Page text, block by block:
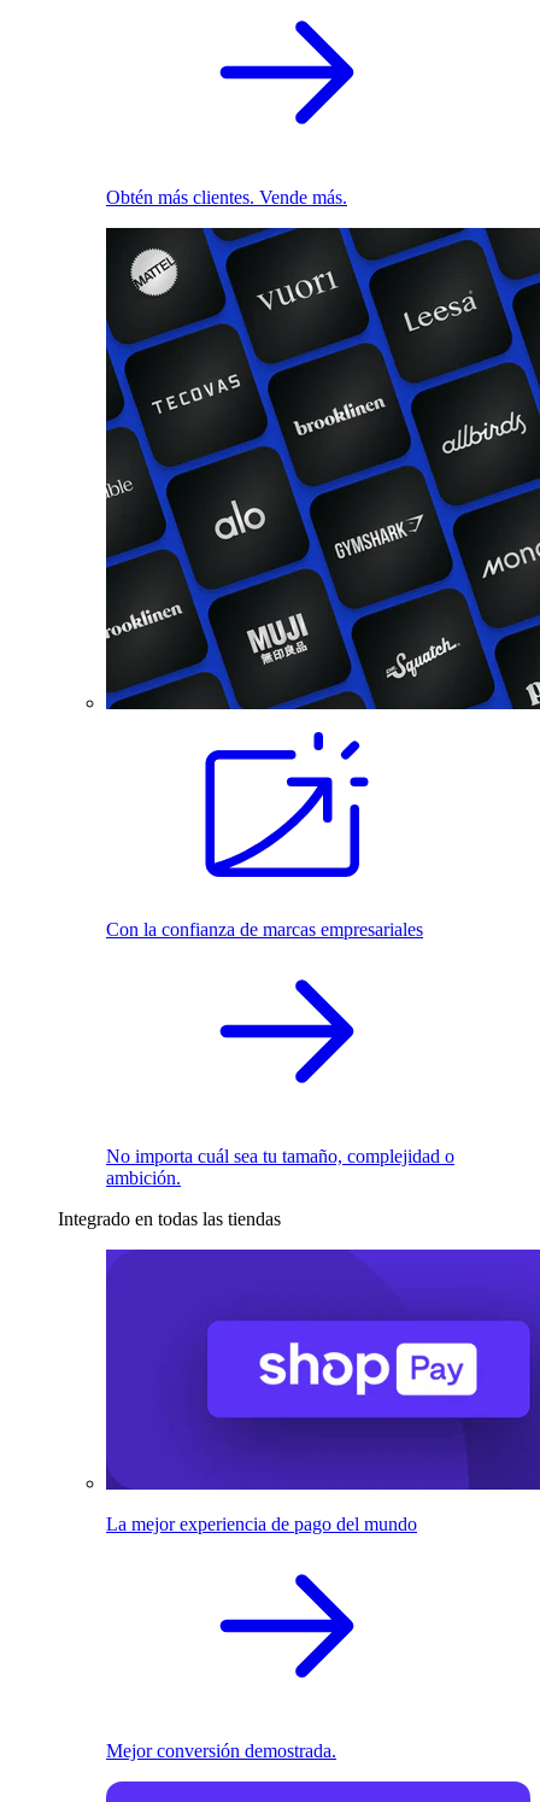
Obtén más clientes. Vende más.
Con la confianza de marcas empresariales
No importa cuál sea tu tamaño, complejidad o
ambición.
Integrado en todas las tiendas
La mejor experiencia de pago del mundo
Mejor conversión demostrada.